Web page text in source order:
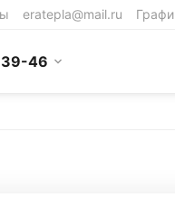
eratepla@mail.ru
46